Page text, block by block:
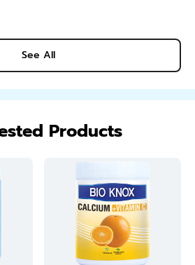
See All
Products